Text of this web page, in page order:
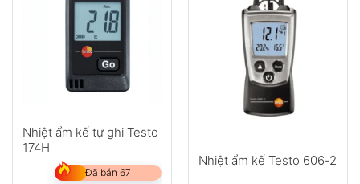
Nhiệt ẩm kế tự ghi Testo
174H
Đã bán 67
Nhiệt ẩm kế Testo 606-2